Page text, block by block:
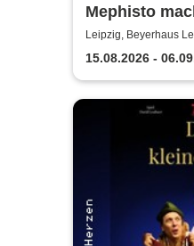
Mephisto
-
Beyerhaus
Leipzig, Beyerhaus
15.08.2026 -